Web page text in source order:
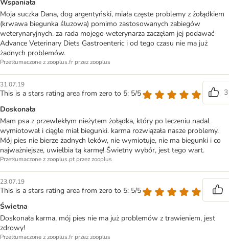
Wspaniała
Moja suczka Dana, dog argentyński, miała częste problemy z żołądkiem
(krwawa biegunka śluzowa) pomimo zastosowanych zabiegów
weterynaryjnych. za rada mojego weterynarza zaczęłam jej podawać
Advance Veterinary Diets Gastroenteric i od tego czasu nie ma już
żadnych problemów.
Przetłumaczone z zooplus.fr przez zooplus
31.07.19
This is a stars rating area from zero to 5: 5/5
3
Doskonała
Mam psa z przewlekłym nieżytem żołądka, który po leczeniu nadal
wymiotował i ciągle miał biegunki. karma rozwiązała nasze problemy.
Mój pies nie bierze żadnych leków, nie wymiotuje, nie ma biegunki i co
najważniejsze, uwielbia tą karmę! Świetny wybór, jest tego wart.
Przetłumaczone z zooplus.pt przez zooplus
23.07.19
This is a stars rating area from zero to 5: 5/5
Świetna
Doskonała karma, mój pies nie ma już problemów z trawieniem, jest
zdrowy!
Przetłumaczone z zooplus.fr przez zooplus